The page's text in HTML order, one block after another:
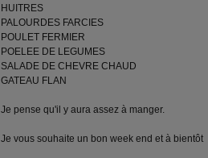
HUITRES
PALOURDES FARCIES
POULET FERMIER
POELEE DE LEGUMES
SALADE DE CHEVRE CHAUD
GATEAU FLAN
Je pense qu'il y aura assez à manger.
Je vous souhaite un bon week end et à bientôt